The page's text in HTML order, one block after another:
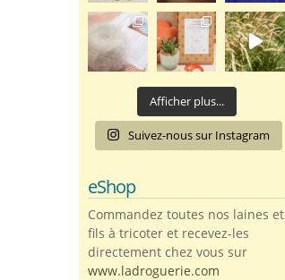
Afficher plus...
Suivez-nous sur Instagram
eShop
Commandez toutes nos laines et
fils à tricoter et recevez-les
directement chez vous sur
www.ladroguerie.com